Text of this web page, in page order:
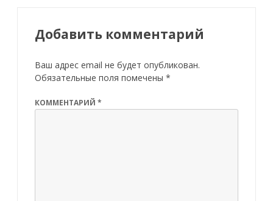
Добавить комментарий
Ваш адрес email не будет опубликован.
Обязательные поля помечены *
КОММЕНТАРИЙ *